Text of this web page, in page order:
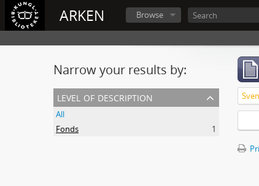
ARKEN Browse
Narrow your results by:
level of description
All
Fonds
1